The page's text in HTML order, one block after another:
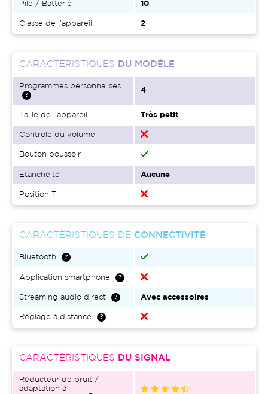
Pile / Batterie 10
Classe de l'appareil 2
CARACTÉRISTIQUES DU MODÈLE
Programmes personnalisés
4
Taille de l'appareil Très petit
Contrôle du volume
Bouton poussoir
Étanchéité Aucune
Position T
CARACTÉRISTIQUES DE CONNECTIVITÉ
Bluetooth
Application smartphone
Streaming audio direct Avec accessoires
Réglage à distance
CARACTÉRISTIQUES DU SIGNAL
Réducteur de bruit /
adaptation à